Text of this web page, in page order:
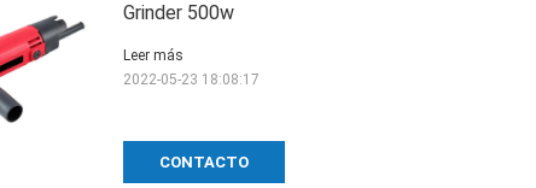
Grinder 500w
CONTACTO
Leer más
2022-05-23 18:08:17